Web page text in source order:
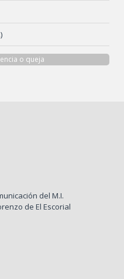
o queja
del M.I.
de El Escorial